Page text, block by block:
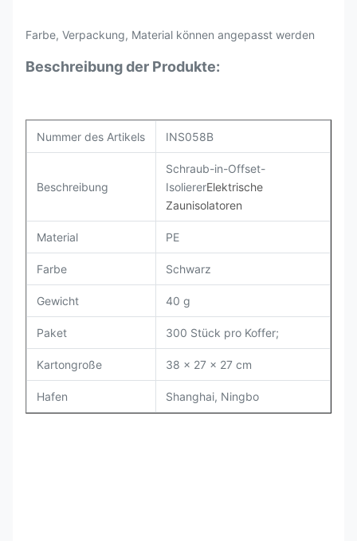
Farbe, Verpackung, Material können angepasst werden
Beschreibung der Produkte:
Nummer des Artikels INS058B
Beschreibung
Schraub-in-Offset-
IsoliererElektrische
Zaunisolatoren
Material PE
Farbe Schwarz
Gewicht 40 g
Paket 300 Stück pro Koffer;
Kartongroße 38 x 27 x 27 cm
Hafen Shanghai, Ningbo